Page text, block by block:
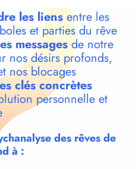
les liensentre les
et parties du rêve
messagesde notre
nos désirs profonds,
nos blocages
clés concrètes
personnelle et
des rêves de
à :